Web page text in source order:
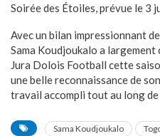
Soirée des Étoiles, prévue le 3
Avec un bilan impressionnant
Sama Koudjoukalo a
Jura Dolois Football cette
une belle reconnaissance de
travail accompli tout au long de
Sama Koudjoukalo